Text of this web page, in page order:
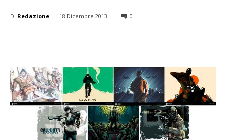
Di Redazione - 18 Dicembre 2013 0